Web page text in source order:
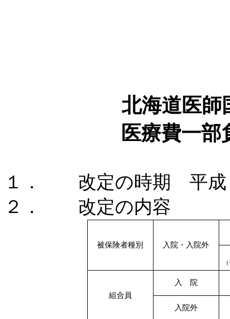
北海道医師
医療費一
１．
改定の時期 平成
２．
改定の内容
被保険者種別 入院・入院外
組合員
入 院
入院外